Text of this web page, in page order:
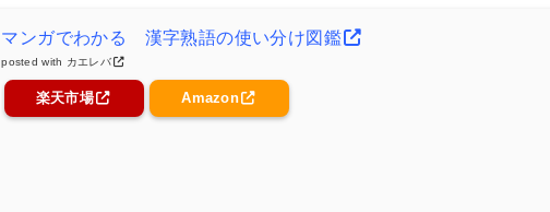
マンガでわかる 漢字熟語の使い分け図鑑
posted with カエレバ
楽天市場 Amazon